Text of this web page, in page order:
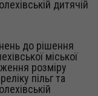
дитячій
до рішення
міської
розміру
пільг та